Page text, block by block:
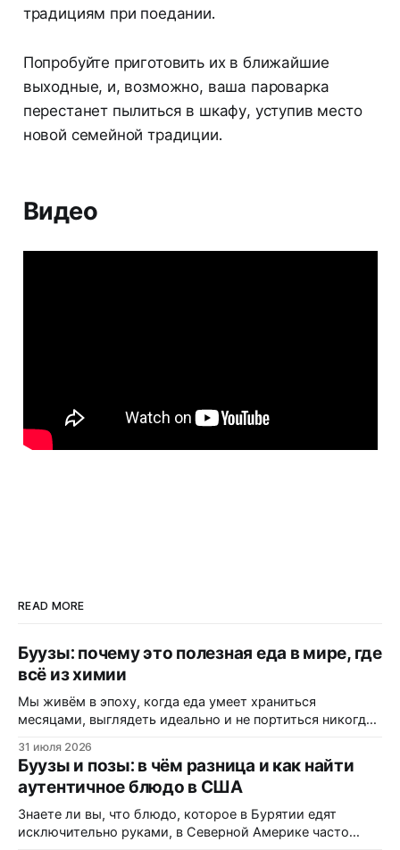
традициям при поедании.
Попробуйте приготовить их в ближайшие
выходные, и, возможно, ваша пароварка
перестанет пылиться в шкафу, уступив место
новой семейной традиции.
Видео
READ MORE
Буузы: почему это полезная еда в мире, где
всё из химии
Мы живём в эпоху, когда еда умеет храниться
месяцами, выглядеть идеально и не портиться никогда.
вкус. Полки магазинов забиты ультраобработанной
пищей: полуфабрикатами, лапшой быстрого
приготовления, «домашними» котлетами с составом на
пол-этикетки. А ведь есть блюдо, которому не нужны
консерванты, потому
31 июля 2026
Буузы и позы: в чём разница и как найти
аутентичное блюдо в США
Знаете ли вы, что блюдо, которое в Бурятии едят
исключительно руками, в Северной Америке часто